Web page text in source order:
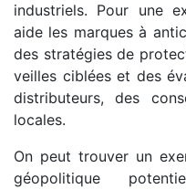
industriels. Pour une
aide les marques à
des stratégies de
veilles ciblées et des
distributeurs, des
locales.
On peut trouver un
géopolitique